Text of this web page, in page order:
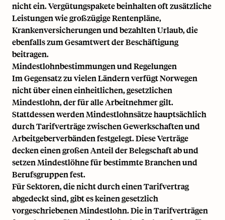
nicht ein. Vergütungspakete beinhalten oft zusätzliche
Leistungen wie großzügige Rentenpläne,
Krankenversicherungen und bezahlten Urlaub, die
ebenfalls zum Gesamtwert der Beschäftigung
beitragen.
Mindestlohnbestimmungen und Regelungen
Im Gegensatz zu vielen Ländern verfügt Norwegen
nicht über einen einheitlichen, gesetzlichen
Mindestlohn, der für alle Arbeitnehmer gilt.
Stattdessen werden Mindestlohnsätze hauptsächlich
durch Tarifverträge zwischen Gewerkschaften und
Arbeitgeberverbänden festgelegt. Diese Verträge
decken einen großen Anteil der Belegschaft ab und
setzen Mindestlöhne für bestimmte Branchen und
Berufsgruppen fest.
Für Sektoren, die nicht durch einen Tarifvertrag
abgedeckt sind, gibt es keinen gesetzlich
vorgeschriebenen Mindestlohn. Die in Tarifverträgen